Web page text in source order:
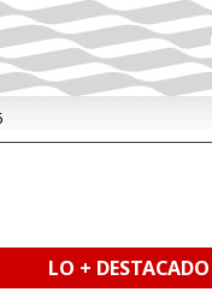
LO + DESTACADO